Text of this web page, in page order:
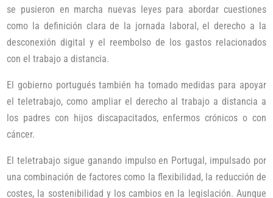
se pusieron en marcha nuevas leyes para abordar cuestiones
como la definición clara de la jornada laboral, el derecho a la
desconexión digital y el reembolso de los gastos relacionados
con el trabajo a distancia.
El gobierno portugués también ha tomado medidas para apoyar
el teletrabajo, como ampliar el derecho al trabajo a distancia a
los padres con hijos discapacitados, enfermos crónicos o con
cáncer.
El teletrabajo sigue ganando impulso en Portugal, impulsado por
una combinación de factores como la flexibilidad, la reducción de
costes, la sostenibilidad y los cambios en la legislación. Aunque